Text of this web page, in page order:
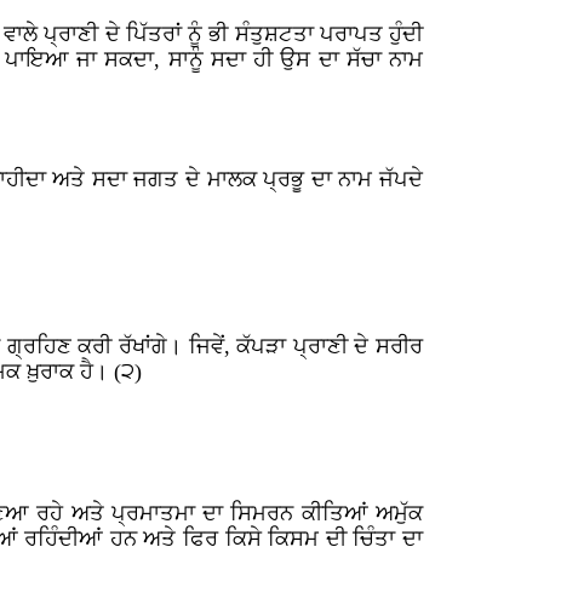
ਪ੍ਰਾਣੀ ਦੇ ਪਿੱਤਰਾਂ ਨੂੰ ਭੀ ਸੰਤੁਸ਼ਟਤਾ ਪਰਾਪਤ ਹੁੰਦੀ
ਜਾ ਸਕਦਾ, ਸਾਨੂੰ ਸਦਾ ਹੀ ਉਸ ਦਾ ਸੱਚਾ ਨਾਮ
ਅਤੇ ਸਦਾ ਜਗਤ ਦੇ ਮਾਲਕ ਪ੍ਰਭੂ ਦਾ ਨਾਮ ਜੱਪਦੇ
ਕਰੀ ਰੱਖਾਂਗੇ। ਜਿਵੇਂ, ਕੱਪੜਾ ਪ੍ਰਾਣੀ ਦੇ ਸਰੀਰ
ਖ਼ੁਰਾਕ ਹੈ। (੨)
ਰਹੇ ਅਤੇ ਪ੍ਰਮਾਤਮਾ ਦਾ ਸਿਮਰਨ ਕੀਤਿਆਂ ਅਮੁੱਕ
ਹਨ ਅਤੇ ਫਿਰ ਕਿਸੇ ਕਿਸਮ ਦੀ ਚਿੰਤਾ ਦਾ